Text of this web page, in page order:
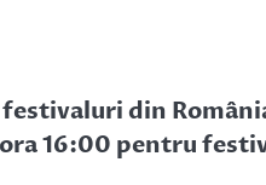
din
ora 16:00 pentru